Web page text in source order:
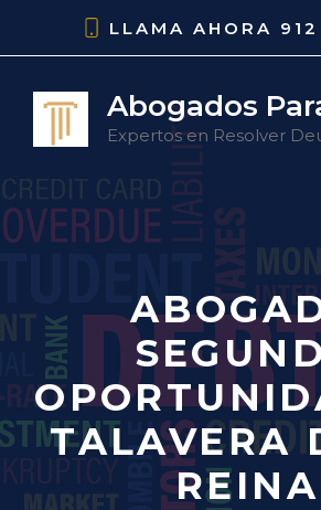
LLAMA AHORA
Abogados
Expertos en Resolver
TALAVERA
REINA